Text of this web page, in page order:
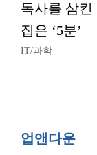
독사를 삼
집은 ‘5분’
IT/과학
업앤다운